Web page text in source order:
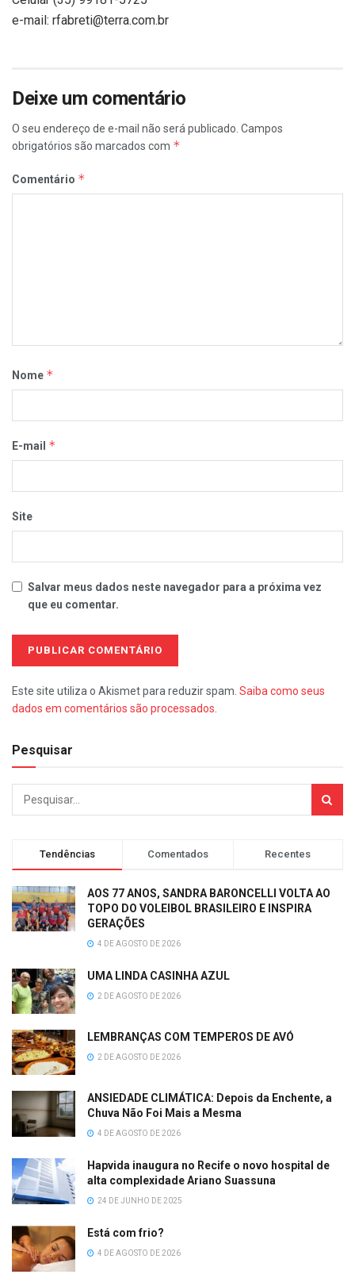
e-mail: rfabreti@terra.com.br
Deixe um comentário
O seu endereço de e-mail não será publicado. Campos
obrigatórios são marcados com *
Comentário *
Nome *
E-mail *
Site
Salvar meus dados neste navegador para a próxima vez
que eu comentar.
Este site utiliza o Akismet para reduzir spam. Saiba como seus
dados em comentários são processados
Pesquisar
Tendências Comentados Recentes
AOS 77 ANOS, SANDRA BARONCELLI VOLTA AO
TOPO DO VOLEIBOL BRASILEIRO E INSPIRA
GERAÇÕES
4 DE AGOSTO DE 2026
UMA LINDA CASINHA AZUL
2 DE AGOSTO DE 2026
LEMBRANÇAS COM TEMPEROS DE AVÓ
2 DE AGOSTO DE 2026
ANSIEDADE CLIMÁTICA: Depois da Enchente, a
Chuva Não Foi Mais a Mesma
4 DE AGOSTO DE 2026
Hapvida inaugura no Recife o novo hospital de
alta complexidade Ariano Suassuna
24 DE JUNHO DE 2025
Está com frio?
4 DE AGOSTO DE 2026